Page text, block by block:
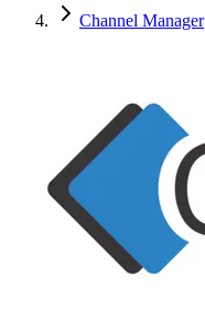
Channel Manager